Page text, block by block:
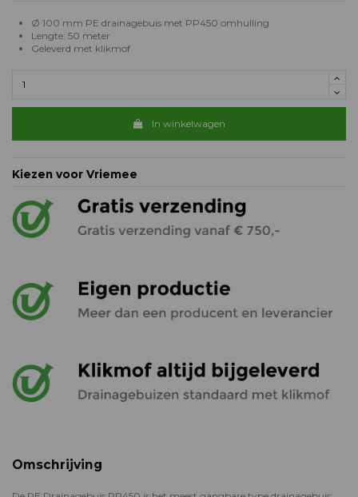
Ø 100 mm PE drainagebuis met PP450 omhulling
Lengte: 50 meter
Geleverd met klikmof
In winkelwagen
Kiezen voor Vriemee
Omschrijving